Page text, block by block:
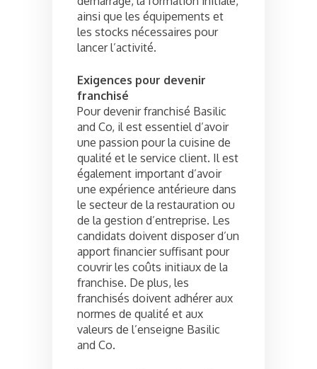
ainsi que les équipements et
les stocks nécessaires pour
lancer l’activité.
Exigences pour devenir
franchisé
Pour devenir franchisé Basilic
and Co, il est essentiel d’avoir
une passion pour la cuisine de
qualité et le service client. Il est
également important d’avoir
une expérience antérieure dans
le secteur de la restauration ou
de la gestion d’entreprise. Les
candidats doivent disposer d’un
apport financier suffisant pour
couvrir les coûts initiaux de la
franchise. De plus, les
franchisés doivent adhérer aux
normes de qualité et aux
valeurs de l’enseigne Basilic
and Co.